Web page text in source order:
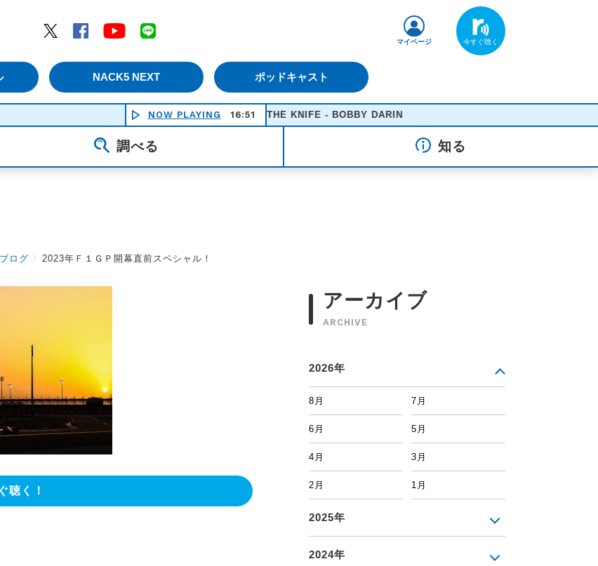
Twitter
Facebook YouTube
NACK5 NEXT ポッドキャスト
マイページ
NOW PLAYING 16:51
MACK THE KNIFE - BOBBY DARIN
調べる 知る
ログ 〉 2023年Ｆ１ＧＰ開幕直前スペシャル！
聴く！
アーカイブ
ARCHIVE
2026年
8月 7月
6月 5月
4月 3月
2月 1月
2025年
2024年